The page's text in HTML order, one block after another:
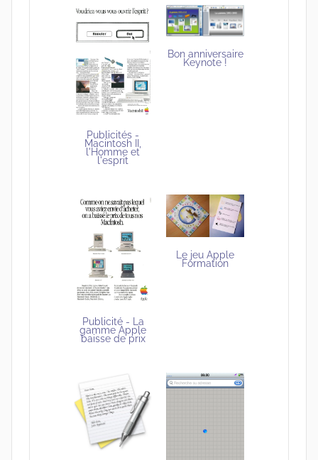
Publicités -
Macintosh II,
l'Homme et
l'esprit
Bon anniversaire
Keynote !
Publicité - La
gamme Apple
baisse de prix
Le jeu Apple
Formation